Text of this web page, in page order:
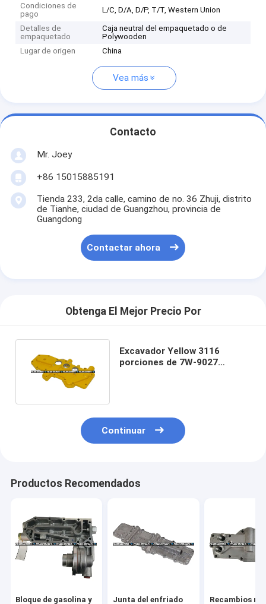
Condiciones de
pago
L/C, D/A, D/P, T/T, Western Union
Detalles de
empaquetado
Caja neutral del empaquetado o de
Polywooden
Lugar de origen
China
Vea más
Contacto
Mr. Joey
+86 15015885191
Tienda 233, 2da calle, camino de no. 36 Zhuji, distrito
de Tianhe, ciudad de Guangzhou, provincia de
Guangdong
Contactar ahora
Obtenga El Mejor Precio Por
Excavador Yellow 3116
porciones de 7W-9027
Continuar
Productos Recomendados
Bloque de gasolina y Junta del enfriado Recambios